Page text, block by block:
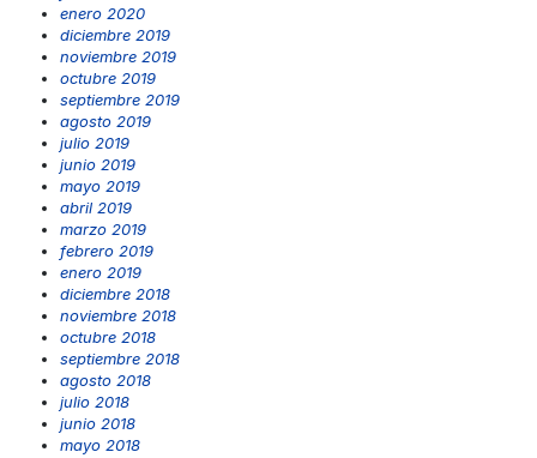
enero 2020
diciembre 2019
noviembre 2019
octubre 2019
septiembre 2019
agosto 2019
julio 2019
junio 2019
mayo 2019
abril 2019
marzo 2019
febrero 2019
enero 2019
diciembre 2018
noviembre 2018
octubre 2018
septiembre 2018
agosto 2018
julio 2018
junio 2018
mayo 2018